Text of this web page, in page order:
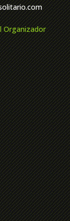
Organizador